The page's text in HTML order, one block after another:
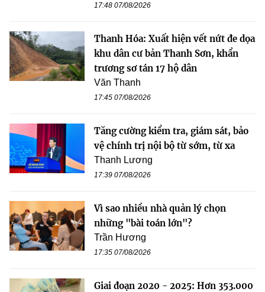
17:48 07/08/2026
Thanh Hóa: Xuất hiện vết nứt đe dọa
khu dân cư bản Thanh Sơn, khẩn
trương sơ tán 17 hộ dân
Văn Thanh
17:45 07/08/2026
Tăng cường kiểm tra, giám sát, bảo
vệ chính trị nội bộ từ sớm, từ xa
Thanh Lương
17:39 07/08/2026
Vì sao nhiều nhà quản lý chọn
những "bài toán lớn"?
Trần Hương
17:35 07/08/2026
Giai đoạn 2020 - 2025: Hơn 353.000